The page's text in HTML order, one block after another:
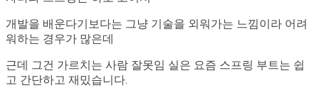
개발을 배운다기보다는 그냥 기술을 외워가는 느낌이라 어려
워하는 경우가 많은데
근데 그건 가르치는 사람 잘못임 실은 요즘 스프링 부트는 쉽
고 간단하고 재밌습니다.